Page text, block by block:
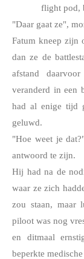
flight pod,
"Daar gaat ze",
Fatum kneep zijn
dan ze de
afstand
veranderd in een
had al enige tijd
geluwd.
"Hoe weet je
antwoord te zijn.
Hij had na de
waar ze zich
zou staan, maar
piloot was nog
en ditmaal
beperkte